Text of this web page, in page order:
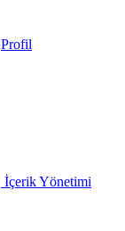
Profil
İçerik Yönetimi